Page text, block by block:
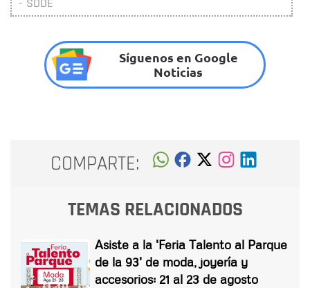
Síguenos en Google
Noticias
COMPARTE:
TEMAS RELACIONADOS
Asiste a la 'Feria Talento al Parque
de la 93' de moda, joyería y
accesorios: 21 al 23 de agosto